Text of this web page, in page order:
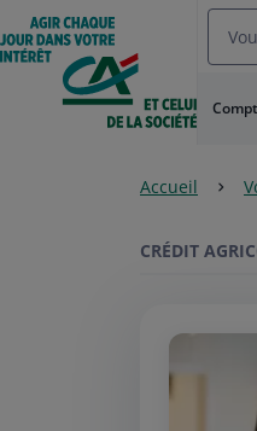
Aller
au
Menu
Aller au
Contenu
Accueil
CRÉDIT